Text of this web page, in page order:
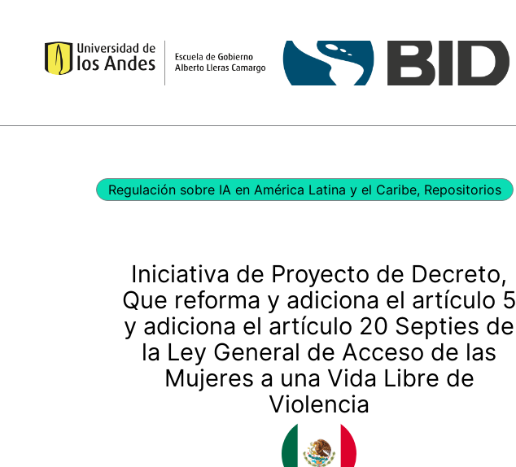
contenido
Regulación sobre IA en América Latina y el Caribe, Repositorios
Iniciativa de Proyecto de Decreto,
Que reforma y adiciona el artículo 5
y adiciona el artículo 20 Septies de
la Ley General de Acceso de las
Mujeres a una Vida Libre de
Violencia